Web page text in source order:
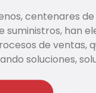
centenares
suministros, han
de ventas,
soluciones,